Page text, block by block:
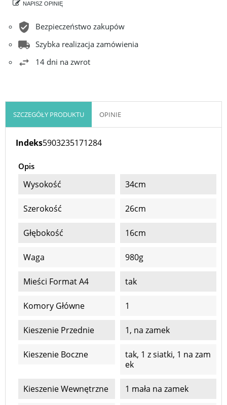
NAPISZ OPINIĘ
Bezpieczeństwo zakupów
Szybka realizacja zamówienia
14 dni na zwrot
SZCZEGÓŁY PRODUKTU OPINIE
Indeks5903235171284
Opis
Wysokość 34cm
Szerokość 26cm
Głębokość 16cm
Waga 980g
Mieści Format A4 tak
Komory Główne 1
Kieszenie Przednie 1, na zamek
Kieszenie Boczne
tak, 1 z siatki, 1 na zam
ek
Kieszenie Wewnętrzne 1 mała na zamek